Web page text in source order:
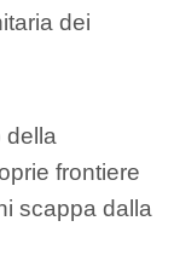
dei
della
frontiere
scappa dalla